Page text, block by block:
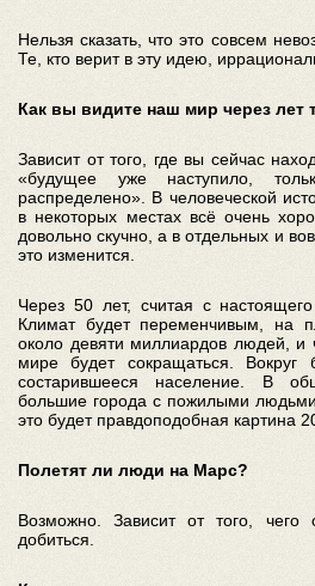
Нельзя сказать, что это совсем
Те, кто верит в эту идею,
Как вы видите наш мир через лет
Зависит от того, где вы сейчас
«будущее уже наступило,
распределено». В человеческой
в некоторых местах всё очень
довольно скучно, а в отдельных и
это изменится.
Через 50 лет, считая с
Климат будет переменчивым, на
около девяти миллиардов людей, и
мире будет сокращаться. Вокруг
состарившееся население. В
большие города с пожилыми
это будет правдоподобная картина
Полетят ли люди на Марс?
Возможно. Зависит от того,
добиться.